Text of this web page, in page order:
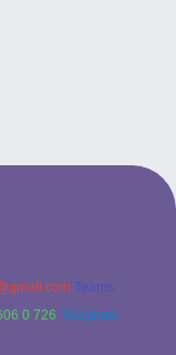
Teams:
0 726 Telegram: